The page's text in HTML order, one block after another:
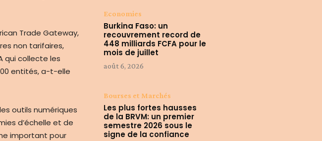
Trade Gateway,
non tarifaires,
qui collecte les
entités, a-t-elle
outils numériques
d’échelle et de
important pour
Economies
Burkina Faso: un
recouvrement record de
448 milliards FCFA pour le
mois de juillet
août 6, 2026
Bourses et Marchés
Les plus fortes hausses
de la BRVM: un premier
semestre 2026 sous le
signe de la confiance